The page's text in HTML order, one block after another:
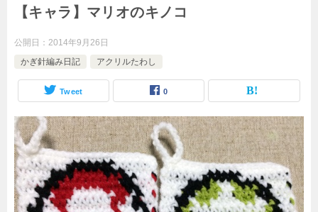
【キャラ】マリオのキノコ
公開日： 2014年9月26日
かぎ針編み日記
アクリルたわし
Tweet 0